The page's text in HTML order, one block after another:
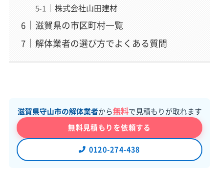
株式会社山田建材
滋賀県の市区町村一覧
解体業者の選び方でよくある質問
滋賀県守山市の解体業者から無料で見積もりが取れます
無料見積もりを依頼する
0120-274-438